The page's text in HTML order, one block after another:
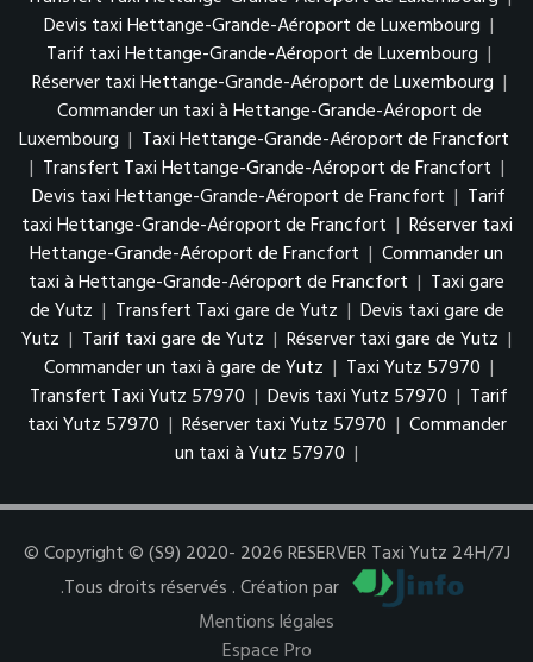
Devis taxi Hettange-Grande-Aéroport de Luxembourg |
Tarif taxi Hettange-Grande-Aéroport de Luxembourg |
Réserver taxi Hettange-Grande-Aéroport de Luxembourg |
Commander un taxi à Hettange-Grande-Aéroport de
Luxembourg | Taxi Hettange-Grande-Aéroport de Francfort
| Transfert Taxi Hettange-Grande-Aéroport de Francfort |
Devis taxi Hettange-Grande-Aéroport de Francfort | Tarif
taxi Hettange-Grande-Aéroport de Francfort | Réserver taxi
Hettange-Grande-Aéroport de Francfort | Commander un
taxi à Hettange-Grande-Aéroport de Francfort | Taxi gare
de Yutz | Transfert Taxi gare de Yutz | Devis taxi gare de
Yutz | Tarif taxi gare de Yutz | Réserver taxi gare de Yutz |
Commander un taxi à gare de Yutz | Taxi Yutz 57970 |
Transfert Taxi Yutz 57970 | Devis taxi Yutz 57970 | Tarif
taxi Yutz 57970 | Réserver taxi Yutz 57970 | Commander
un taxi à Yutz 57970 |
© Copyright © (S9) 2020- 2026 RESERVER Taxi Yutz 24H/7J
.Tous droits réservés . Création par
Mentions légales
Espace Pro